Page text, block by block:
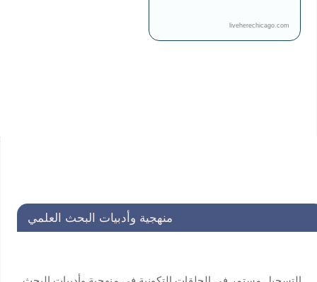
liveherechicago.com
منهجية وأدبيات البحث العلمي
التسجيل مستمر في الحلقات التكونية في منهجية وأدبيات البحث